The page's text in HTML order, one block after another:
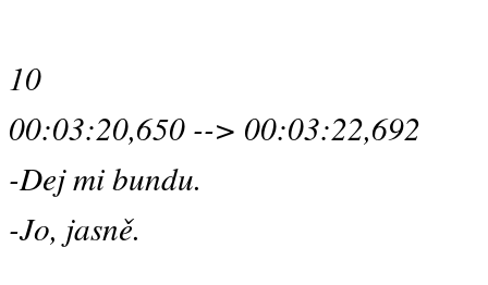
10
00:03:20,650 --> 00:03:22,692
-Dej mi bundu.
-Jo, jasně.